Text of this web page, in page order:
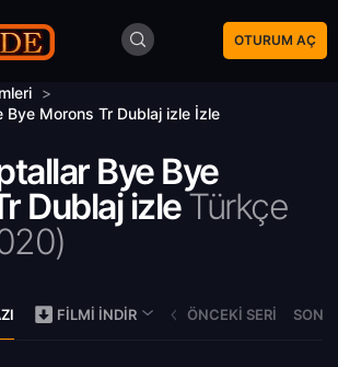
OTURUM AÇ
>
Bye Morons Tr Dublaj izle İzle
Bye Bye
Dublaj izleTürkçe
FILMI İNDIR ÖNCEKI SERI